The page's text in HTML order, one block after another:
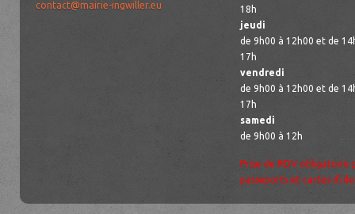
contact@mairie-ingwiller.eu
18h
jeudi
de 9h00 à 12h00 et de
17h
vendredi
de 9h00 à 12h00 et de
17h
samedi
de 9h00 à 12h
Prise de RDV obligatoire
passeports et cartes